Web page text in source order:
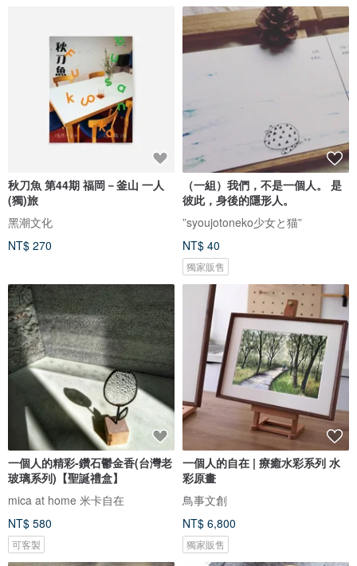
秋刀魚 第44期 福岡－釜山 一人
(獨)旅
黑潮文化
NT$ 270
（一組）我們，不是一個人。 是
彼此，身後的隱形人。
”syoujotoneko少女と猫”
NT$ 40
獨家販售
一個人的精彩-鑽石鬱金香(台灣老
玻璃系列)【聖誕禮盒】
mica at home 米卡自在
NT$ 580
可客製
一個人的自在 | 療癒水彩系列 水
彩原畫
鳥事文創
NT$ 6,800
獨家販售